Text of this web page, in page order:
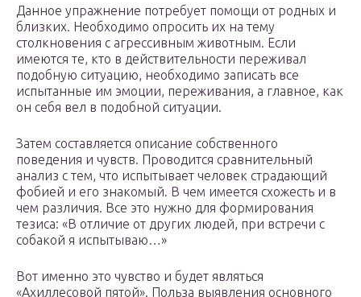
Данное упражнение потребует помощи от родных и
близких. Необходимо опросить их на тему
столкновения с агрессивным животным. Если
имеются те, кто в действительности переживал
подобную ситуацию, необходимо записать все
испытанные им эмоции, переживания, а главное, как
он себя вел в подобной ситуации.
Затем составляется описание собственного
поведения и чувств. Проводится сравнительный
анализ с тем, что испытывает человек страдающий
фобией и его знакомый. В чем имеется схожесть и в
чем различия. Все это нужно для формирования
тезиса: «В отличие от других людей, при встречи с
собакой я испытываю…»
Вот именно это чувство и будет являться
«Ахиллесовой пятой». Польза выявления основного